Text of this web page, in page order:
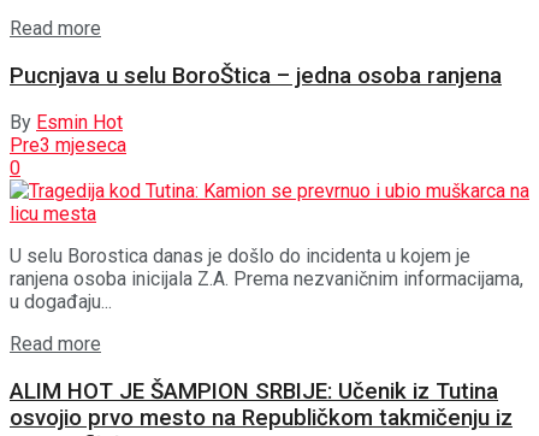
Read more
Pucnjava u selu BoroŠtica – jedna osoba ranjena
By Esmin Hot
Pre3 mjeseca
0
U selu Borostica danas je došlo do incidenta u kojem je
ranjena osoba inicijala Z.A. Prema nezvaničnim informacijama,
u događaju...
Read more
ALIM HOT JE ŠAMPION SRBIJE: Učenik iz Tutina
osvojio prvo mesto na Republičkom takmičenju iz